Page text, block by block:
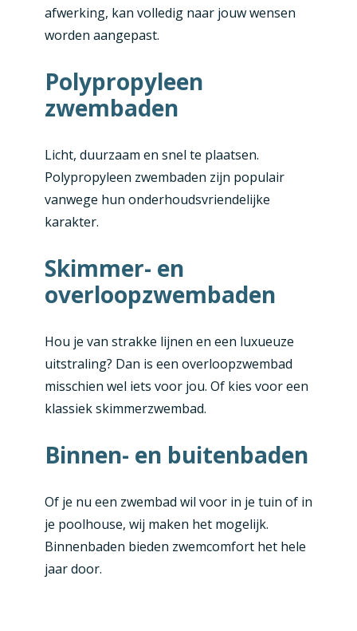
afwerking, kan volledig naar jouw wensen
worden aangepast.
Polypropyleen
zwembaden
Licht, duurzaam en snel te plaatsen.
Polypropyleen zwembaden zijn populair
vanwege hun onderhoudsvriendelijke
karakter.
Skimmer- en
overloopzwembaden
Hou je van strakke lijnen en een luxueuze
uitstraling? Dan is een overloopzwembad
misschien wel iets voor jou. Of kies voor een
klassiek skimmerzwembad.
Binnen- en buitenbaden
Of je nu een zwembad wil voor in je tuin of in
je poolhouse, wij maken het mogelijk.
Binnenbaden bieden zwemcomfort het hele
jaar door.